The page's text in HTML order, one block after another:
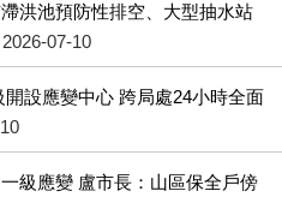
洪池預防性排空、大型抽水站
2026-07-10
設應變中心 跨局處24小時全面
級應變 盧市長：山區保全戶傍